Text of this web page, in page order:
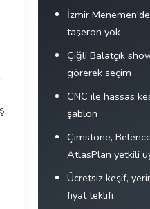
İzmir
taşeron yok
Çiğli Balatçık
görerek seçim
CNC ile hassas
şablon
Çimstone,
AtlasPlan yetkili
Ücretsiz keşif,
fiyat teklifi